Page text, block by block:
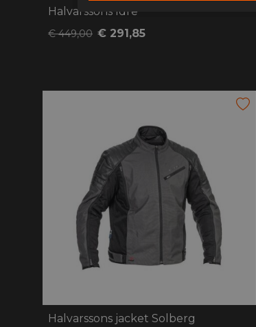
Halvarssons Idre
€ 449,00 € 291,85
Halvarssons jacket Solberg